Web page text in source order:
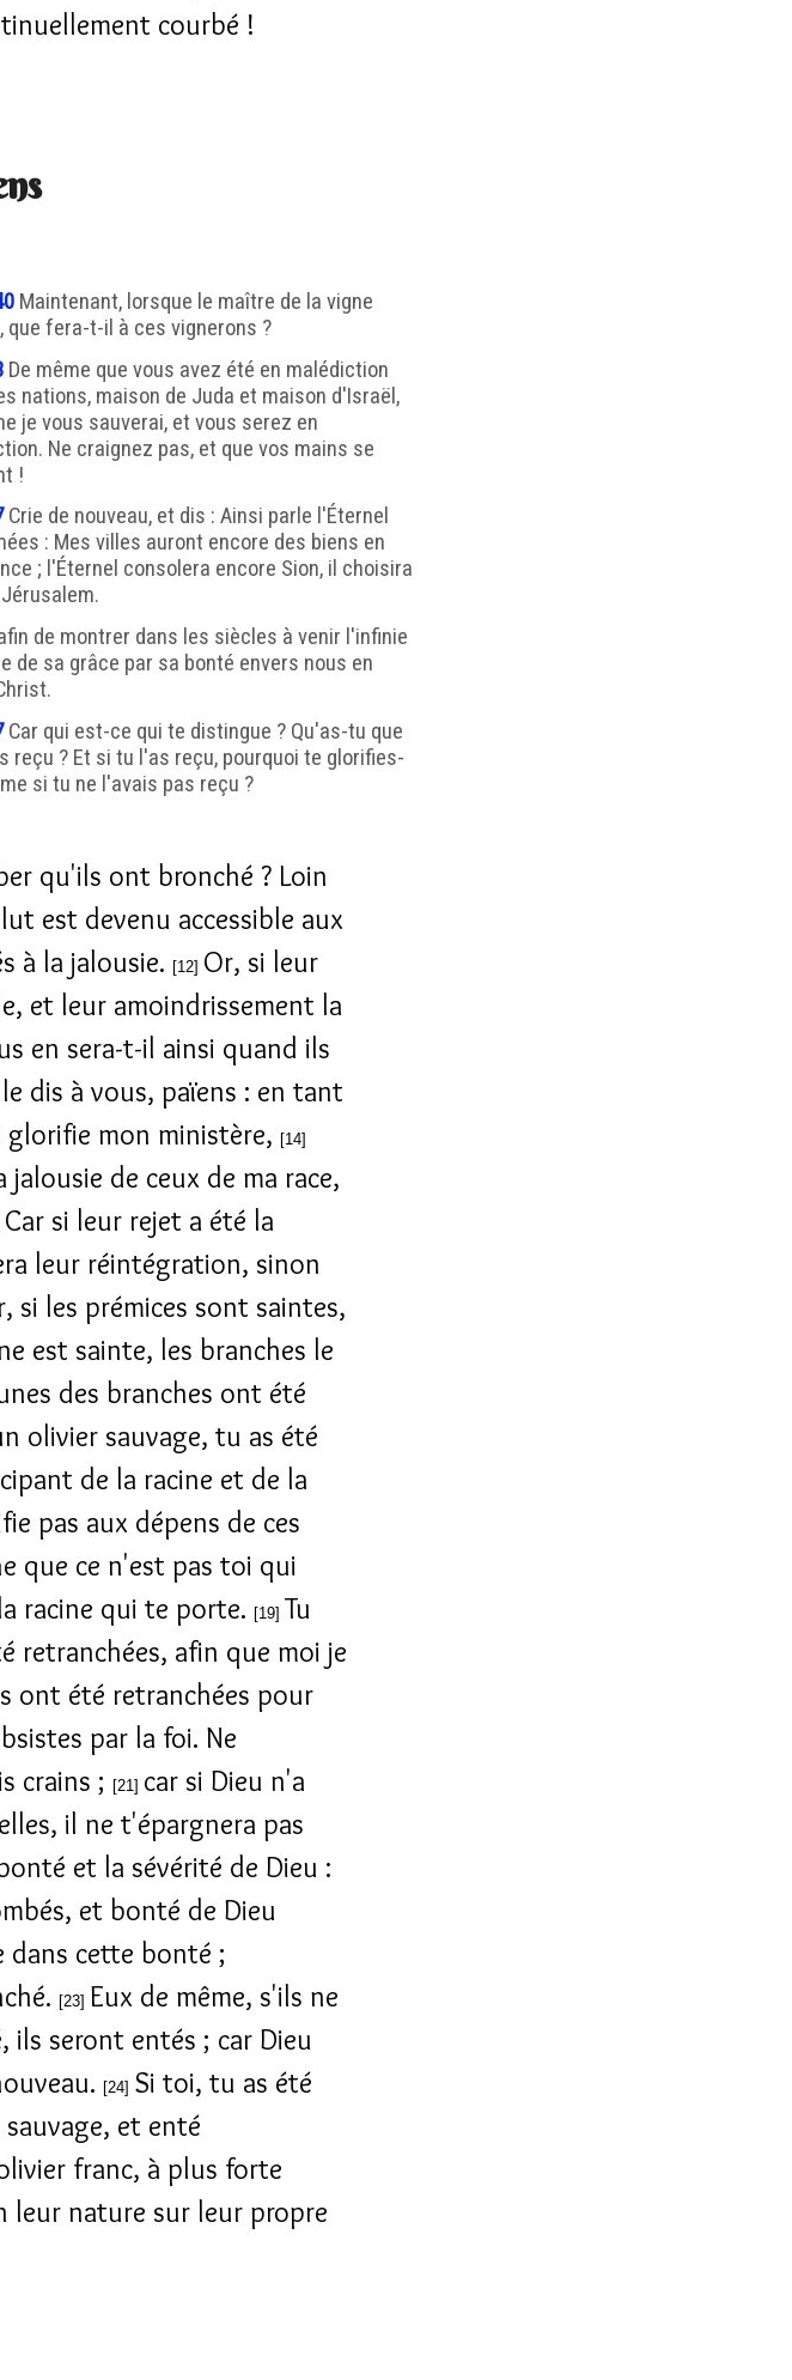
courbé !
Maintenant, lorsque le maître de la vigne
que fera-t-il à ces vignerons ?
De même que vous avez été en malédiction
nations, maison de Juda et maison d'Israël,
je vous sauverai, et vous serez en
Ne craignez pas, et que vos mains se
!
Crie de nouveau, et dis : Ainsi parle l'Éternel
: Mes villes auront encore des biens en
; l'Éternel consolera encore Sion, il choisira
de montrer dans les siècles à venir l'infinie
de sa grâce par sa bonté envers nous en
Car qui est-ce qui te distingue ? Qu'as-tu que
reçu ? Et si tu l'as reçu, pourquoi te glorifies-
si tu ne l'avais pas reçu ?
qu'ils ont bronché ? Loin
est devenu accessible aux
à la jalousie. [12] Or, si leur
et leur amoindrissement la
en sera-t-il ainsi quand ils
le dis à vous, païens : en tant
glorifie mon ministère, [14]
de ceux de ma race,
Car si leur rejet a été la
leur réintégration, sinon
si les prémices sont saintes,
est sainte, les branches le
des branches ont été
olivier sauvage, tu as été
de la racine et de la
pas aux dépens de ces
que ce n'est pas toi qui
racine qui te porte. [19] Tu
retranchées, afin que moi je
ont été retranchées pour
par la foi. Ne
crains ; [21] car si Dieu n'a
il ne t'épargnera pas
et la sévérité de Dieu :
et bonté de Dieu
dans cette bonté ;
[23] Eux de même, s'ils ne
seront entés ; car Dieu
[24] Si toi, tu as été
et enté
franc, à plus forte
leur nature sur leur propre